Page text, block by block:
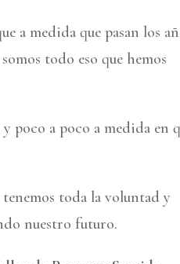
a medida que pasan los
todo eso que hemos
poco a poco a medida en
toda la voluntad y
nuestro futuro.